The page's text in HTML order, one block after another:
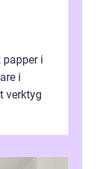
papper i
i
verktyg